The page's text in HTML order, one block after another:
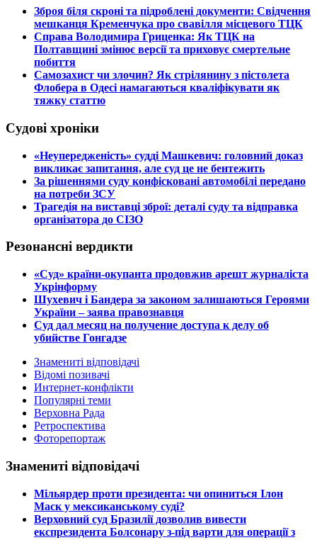
​Зброя біля скроні та підроблені документи: Свідчення
мешканця Кременчука про свавілля місцевого ТЦК
​Справа Володимира Гриценка: Як ТЦК на
Полтавщині змінює версії та приховує смертельне
побиття
​Самозахист чи злочин? Як стрілянину з пістолета
Флобера в Одесі намагаються кваліфікувати як
тяжку статтю
Судові хроніки
​«Неупередженість» судді Машкевич: головний доказ
викликає запитання, але суд це не бентежить
​За рішеннями суду конфісковані автомобілі передано
на потреби ЗСУ
​Трагедія на виставці зброї: деталі суду та відправка
організатора до СІЗО
Резонансні вердикти
​«Суд» країни-окупанта продовжив арешт журналіста
Укрінформу
Шухевич і Бандера за законом залишаються Героями
України – заява правознавця
Суд дал месяц на получение доступа к делу об
убийстве Гонгадзе
Знамениті відповідачі
Відомі позивачі
Интернет-конфлікти
Популярні теми
Верховна Рада
Ретроспектива
Фоторепортаж
Знамениті відповідачі
​Мільярдер проти президента: чи опиниться Ілон
Маск у мексиканському суді?
​Верховний суд Бразилії дозволив вивести
експрезидента Болсонару з-під варти для операції з